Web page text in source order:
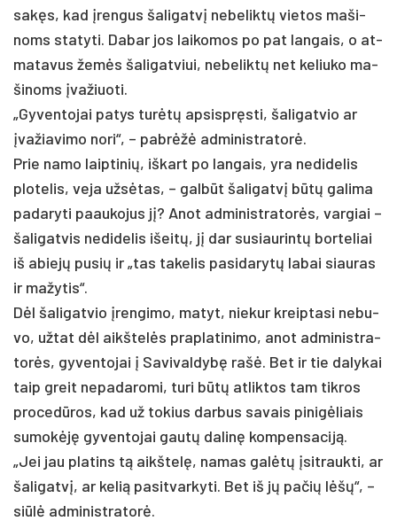
sakęs, kad įren­gus ša­li­gatvį ne­be­liktų vie­tos ma­ši­
noms sta­ty­ti. Da­bar jos lai­ko­mos po pat lan­gais, o at­
ma­ta­vus žemės ša­li­gat­viui, ne­be­liktų net ke­liu­ko ma­
ši­noms įva­žiuo­ti.
„Gy­ven­to­jai pa­tys turėtų ap­si­spręsti, ša­li­gat­vio ar
įva­žia­vi­mo no­ri“, – pa­brėžė ad­mi­nist­ra­torė.
Prie na­mo laip­ti­nių, iš­kart po lan­gais, yra ne­di­de­lis
plo­te­lis, ve­ja užsė­tas, – galbūt ša­li­gatvį būtų ga­li­ma
pa­da­ry­ti paau­ko­jus jį? Anot ad­mi­nist­ra­torės, var­giai –
ša­li­gat­vis ne­di­de­lis išeitų, jį dar su­siau­rintų bor­te­liai
iš abiejų pu­sių ir „tas ta­ke­lis pa­si­da­rytų la­bai siau­ras
ir ma­žy­tis“.
Dėl ša­li­gat­vio įren­gi­mo, ma­tyt, nie­kur kreip­ta­si ne­bu­
vo, už­tat dėl aikš­telės pra­pla­ti­ni­mo, anot ad­mi­nist­ra­
torės, gy­ven­to­jai į Sa­vi­val­dybę rašė. Bet ir tie da­ly­kai
taip greit ne­pa­da­ro­mi, tu­ri būtų at­lik­tos tam tik­ros
pro­cedū­ros, kad už to­kius dar­bus sa­vais pi­nigė­liais
su­mokėję gy­ven­to­jai gautų da­linę kom­pen­sa­ciją.
„Jei jau pla­tins tą aikš­telę, na­mas galėtų įsit­rauk­ti, ar
ša­li­gatvį, ar ke­lią pa­si­tvar­ky­ti. Bet iš jų pa­čių lėšų“, –
siūlė ad­mi­nist­ra­torė.